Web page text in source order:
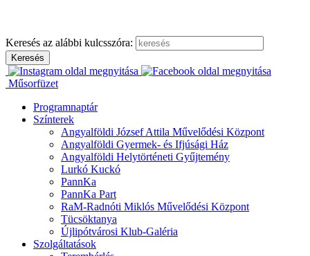
tartalomhoz
Keresés az alábbi kulcsszóra:
Műsorfüzet
Programnaptár
Színterek
Angyalföldi József Attila Művelődési Központ
Angyalföldi Gyermek- és Ifjúsági Ház
Angyalföldi Helytörténeti Gyűjtemény
Lurkó Kuckó
PannKa
PannKa Part
RaM-Radnóti Miklós Művelődési Központ
Tücsöktanya
Újlipótvárosi Klub-Galéria
Szolgáltatások